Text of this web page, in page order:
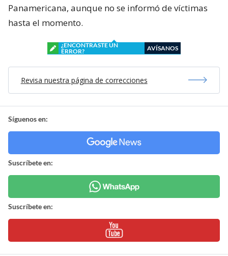
Panamericana, aunque no se informó de víctimas
hasta el momento.
¿ENCONTRASTE UN
ERROR?
AVÍSANOS
Revisa nuestra página de correcciones
Síguenos en:
Suscríbete en:
Suscríbete en: